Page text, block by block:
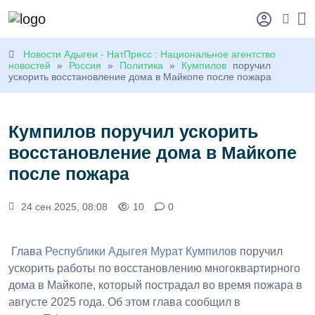
Новости Адыгеи - НатПресс : Национальное агентство
новостей
» Россия » Политика » Кумпилов
поручил
ускорить восстановление дома в Майкопе после пожара
Кумпилов поручил ускорить
восстановление дома в Майкопе
после пожара
24 сен 2025, 08:08 10 0
Глава Республики Адыгея Мурат Кумпилов поручил
ускорить работы по восстановлению многоквартирного
дома в Майкопе, который пострадал во время пожара в
августе 2025 года. Об этом глава сообщил в